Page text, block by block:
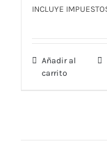
precio
$ 13,00.$
INCLUYE
Añadir al
carrito